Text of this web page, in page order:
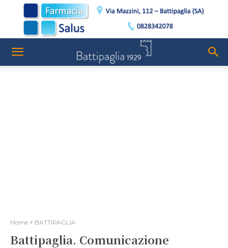
Home BATTIPAGLIA
Battipaglia. Comunicazione